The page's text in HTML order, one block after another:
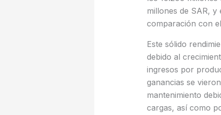
millones de SAR,
comparación con
Este sólido
debido al
ingresos por
ganancias se
mantenimiento
cargas, así como